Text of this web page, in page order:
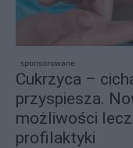
sponsorowane
Cukrzyca –
przyspiesza.
możliwości
profilaktyki